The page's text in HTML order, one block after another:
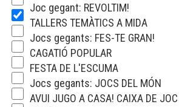
Joc gegant: REVOLTIM!
TALLERS TEMÀTICS A MIDA
Jocs gegants: FES-TE GRAN!
CAGATIÓ POPULAR
FESTA DE L'ESCUMA
Jocs gegants: JOCS DEL MÓN
AVUI JUGO A CASA! CAIXA DE